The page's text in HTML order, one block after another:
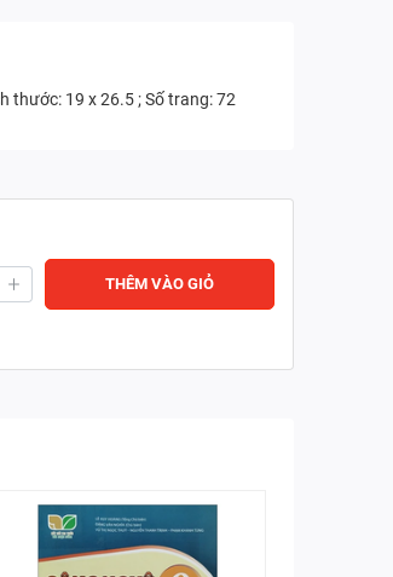
thước: 19 x 26.5 ; Số trang: 72
THÊM VÀO GIỎ